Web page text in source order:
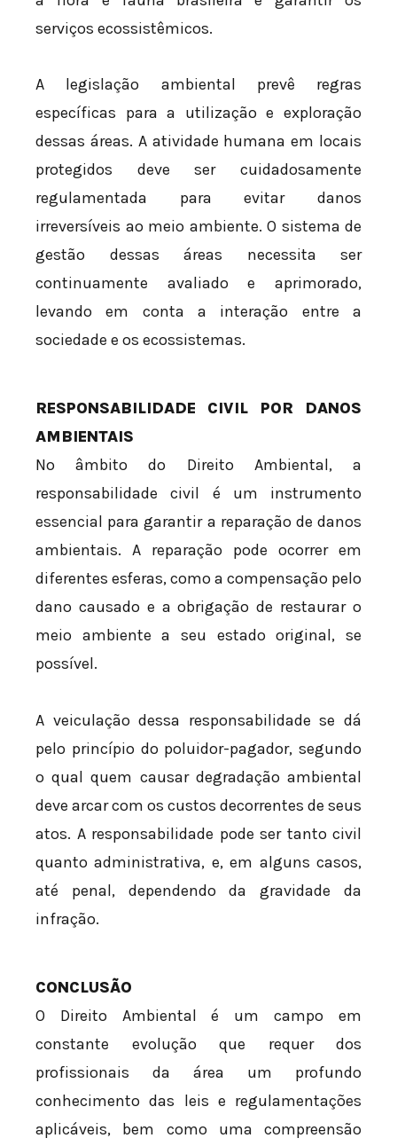
serviços ecossistêmicos.
A legislação ambiental prevê regras
específicas para a utilização e exploração
dessas áreas. A atividade humana em locais
protegidos deve ser cuidadosamente
regulamentada para evitar danos
irreversíveis ao meio ambiente. O sistema de
gestão dessas áreas necessita ser
continuamente avaliado e aprimorado,
levando em conta a interação entre a
sociedade e os ecossistemas.
RESPONSABILIDADE CIVIL POR DANOS
AMBIENTAIS
No âmbito do Direito Ambiental, a
responsabilidade civil é um instrumento
essencial para garantir a reparação de danos
ambientais. A reparação pode ocorrer em
diferentes esferas, como a compensação pelo
dano causado e a obrigação de restaurar o
meio ambiente a seu estado original, se
possível.
A veiculação dessa responsabilidade se dá
pelo princípio do poluidor-pagador, segundo
o qual quem causar degradação ambiental
deve arcar com os custos decorrentes de seus
atos. A responsabilidade pode ser tanto civil
quanto administrativa, e, em alguns casos,
até penal, dependendo da gravidade da
infração.
CONCLUSÃO
O Direito Ambiental é um campo em
constante evolução que requer dos
profissionais da área um profundo
conhecimento das leis e regulamentações
aplicáveis, bem como uma compreensão